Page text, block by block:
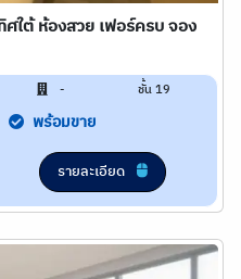
ศใต้ ห้องสวย เฟอร์ครบ จอง
- ชั้น 19
พร้อมขาย
รายละเอียด